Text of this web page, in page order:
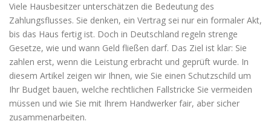
Viele Hausbesitzer unterschätzen die Bedeutung des
Zahlungsflusses. Sie denken, ein Vertrag sei nur ein formaler Akt,
bis das Haus fertig ist. Doch in Deutschland regeln strenge
Gesetze, wie und wann Geld fließen darf. Das Ziel ist klar: Sie
zahlen erst, wenn die Leistung erbracht und geprüft wurde. In
diesem Artikel zeigen wir Ihnen, wie Sie einen Schutzschild um
Ihr Budget bauen, welche rechtlichen Fallstricke Sie vermeiden
müssen und wie Sie mit Ihrem Handwerker fair, aber sicher
zusammenarbeiten.